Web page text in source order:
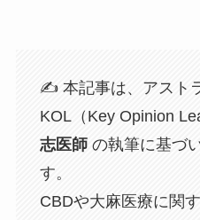
✍️ 本記事は、アスト
KOL（Key Opinion
志医師の執筆に基づ
す。
CBDや大麻医療に関